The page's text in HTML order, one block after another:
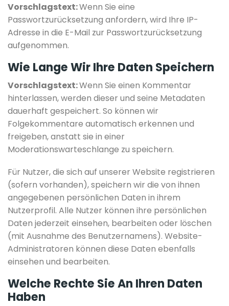
Vorschlagstext:Wenn Sie eine
Passwortzurücksetzung anfordern, wird Ihre IP-
Adresse in die E-Mail zur Passwortzurücksetzung
aufgenommen.
Wie Lange Wir Ihre Daten Speichern
Vorschlagstext:Wenn Sie einen Kommentar
hinterlassen, werden dieser und seine Metadaten
dauerhaft gespeichert. So können wir
Folgekommentare automatisch erkennen und
freigeben, anstatt sie in einer
Moderationswarteschlange zu speichern.
Für Nutzer, die sich auf unserer Website registrieren
(sofern vorhanden), speichern wir die von ihnen
angegebenen persönlichen Daten in ihrem
Nutzerprofil. Alle Nutzer können ihre persönlichen
Daten jederzeit einsehen, bearbeiten oder löschen
(mit Ausnahme des Benutzernamens). Website-
Administratoren können diese Daten ebenfalls
einsehen und bearbeiten.
Welche Rechte Sie An Ihren Daten
Haben